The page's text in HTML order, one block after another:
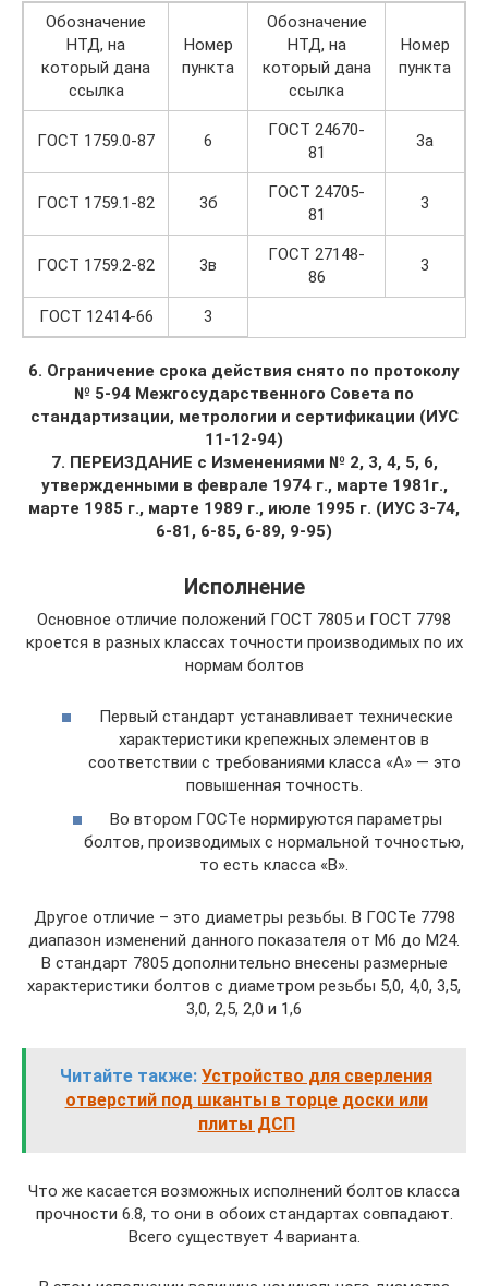
Обозначение
НТД, на
который дана
ссылка
Номер
пункта
Обозначение
НТД, на
который дана
ссылка
Номер
пункта
ГОСТ 1759.0-87 6
ГОСТ 24670-
81
3а
ГОСТ 1759.1-82 3б
ГОСТ 24705-
81
3
ГОСТ 1759.2-82 3в
ГОСТ 27148-
86
3
ГОСТ 12414-66 3
6. Ограничение срока действия снято по протоколу
№ 5-94 Межгосу­дарственного Совета по
стандартизации, метрологии и сертификации (ИУС
11-12-94)
7. ПЕРЕИЗДАНИЕ с Изменениями № 2, 3, 4, 5, 6,
утвержденными в феврале 1974 г., марте 1981г.,
марте 1985 г., марте 1989 г., июле 1995 г. (ИУС 3-74,
6-81, 6-85, 6-89, 9-95)
Исполнение
Основное отличие положений ГОСТ 7805 и ГОСТ 7798
кроется в разных классах точности производимых по их
нормам болтов
Первый стандарт устанавливает технические
характеристики крепежных элементов в
соответствии с требованиями класса «A» — это
повышенная точность.
Во втором ГОСТе нормируются параметры
болтов, производимых с нормальной точностью,
то есть класса «B».
Другое отличие – это диаметры резьбы. В ГОСТе 7798
диапазон изменений данного показателя от M6 до M24.
В стандарт 7805 дополнительно внесены размерные
характеристики болтов с диаметром резьбы 5,0, 4,0, 3,5,
3,0, 2,5, 2,0 и 1,6
Читайте также: Устройство для сверления
отверстий под шканты в торце доски или
плиты ДСП
Что же касается возможных исполнений болтов класса
прочности 6.8, то они в обоих стандартах совпадают.
Всего существует 4 варианта.